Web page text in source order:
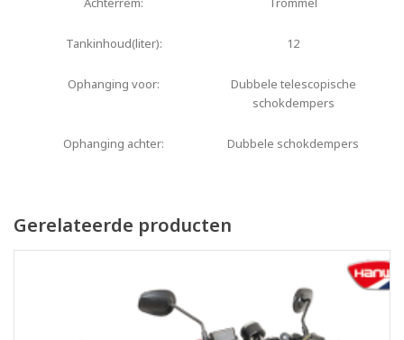
Tankinhoud(liter): 12
Ophanging voor:
Dubbele telescopische
schokdempers
Ophanging achter: Dubbele schokdempers
Gerelateerde producten